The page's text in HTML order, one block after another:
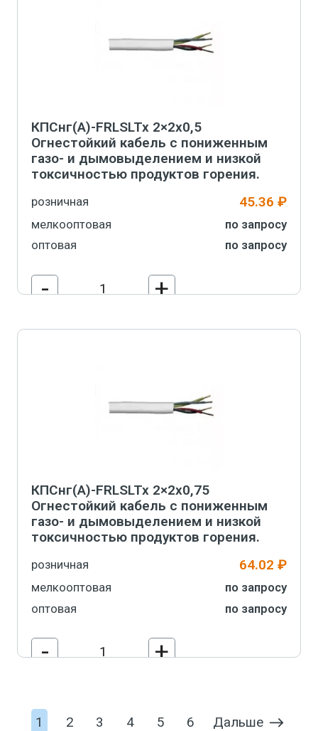
КПСнг(А)-FRLSLTx 2×2х0,5
Огнестойкий кабель с пониженным
газо- и дымовыделением и низкой
токсичностью продуктов горения.
розничная 45.36 ₽
мелкооптовая
по запросу
оптовая
по запросу
- +
КПСнг(А)-FRLSLTx 2×2х0,75
Огнестойкий кабель с пониженным
газо- и дымовыделением и низкой
токсичностью продуктов горения.
розничная 64.02 ₽
мелкооптовая
по запросу
оптовая
по запросу
- +
1
2 3 4 5 6 Дальше